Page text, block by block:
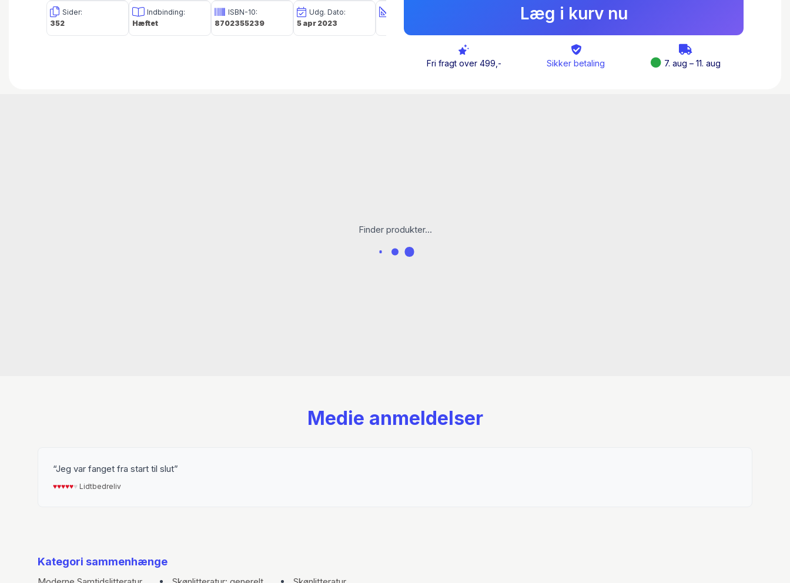
Sider:
352
Indbinding:
Hæftet
ISBN-10:
8702355239
Udg. Dato:
5 apr 2023
Originaltitel:
The Girl on the 88
forhold. Libby ønsker mere end noget andet at se Frank forenet med sin
store kærlighed, men kan hun mon selv lære, hvor vigtigt det er at tage
en chance og gribe lykken, når den byder sig?
Pressen skriver:
deres mangfoldige skæbner til live på så mesterlig vis.”
"Siderne vender sig selv i denne skønne historie.”
Læg i kurv nu
Fri fragt over 499,- Sikker betaling 7. aug – 11. aug
Finder produkter...
Medie anmeldelser
Jeg var fanget fra start til slut
♥︎♥︎♥︎♥︎♥︎♥︎ Lidtbedreliv
Kategori sammenhænge